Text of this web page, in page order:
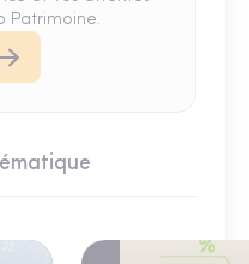
Patrimoine.